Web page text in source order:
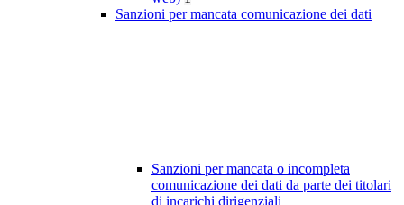
Sanzioni per mancata comunicazione dei dati
Sanzioni per mancata o incompleta
comunicazione dei dati da parte dei titolari
di incarichi dirigenziali